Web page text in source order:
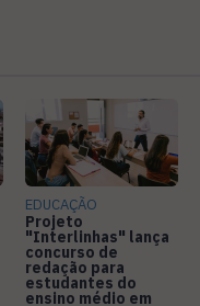
EDUCAÇÃO
Projeto
"Interlinhas" lança
concurso de
redação para
estudantes do
ensino médio em